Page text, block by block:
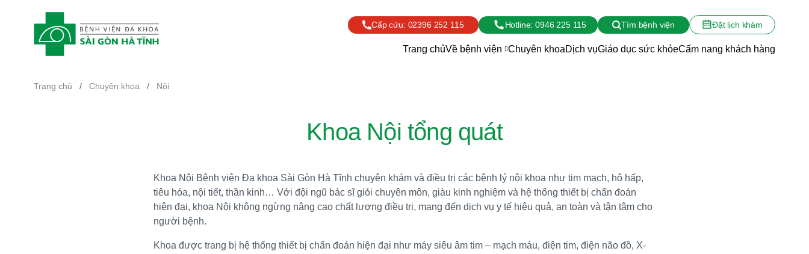
Cấp cứu: 02396 252 115 Hotline: 0946 225 115 Tìm bệnh viện Đặt lịch khám
Trang chủVề bệnh viện Chuyên khoaDịch vụGiáo dục sức khỏeCẩm nang khách hàng
Trang chủ / Chuyên khoa / Nội
Khoa Nội tổng quát
Khoa Nội Bệnh viện Đa khoa Sài Gòn Hà Tĩnh chuyên khám và điều trị các bệnh lý nội khoa như tim mạch, hô hấp,
tiêu hóa, nội tiết, thần kinh… Với đội ngũ bác sĩ giỏi chuyên môn, giàu kinh nghiệm và hệ thống thiết bị chẩn đoán
hiện đại, khoa Nội không ngừng nâng cao chất lượng điều trị, mang đến dịch vụ y tế hiệu quả, an toàn và tận tâm cho
người bệnh.
Khoa được trang bị hệ thống thiết bị chẩn đoán hiện đại như máy siêu âm tim – mạch máu, điện tim, điện não đồ, X-